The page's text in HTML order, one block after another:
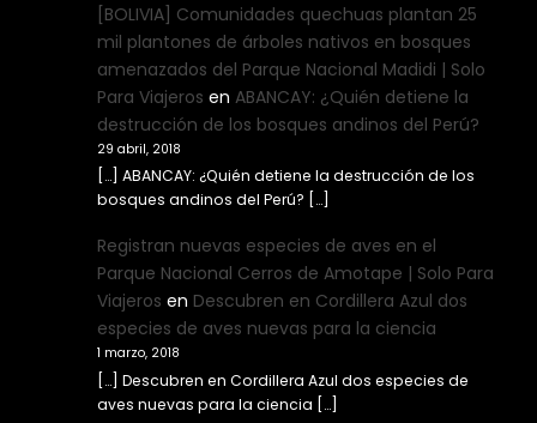
[BOLIVIA] Comunidades quechuas plantan 25
mil plantones de árboles nativos en bosques
amenazados del Parque Nacional Madidi | Solo
Para Viajeros en ABANCAY: ¿Quién detiene la
destrucción de los bosques andinos del Perú?
29 abril, 2018
[…] ABANCAY: ¿Quién detiene la destrucción de los
bosques andinos del Perú? […]
Registran nuevas especies de aves en el
Parque Nacional Cerros de Amotape | Solo Para
Viajeros en Descubren en Cordillera Azul dos
especies de aves nuevas para la ciencia
1 marzo, 2018
[…] Descubren en Cordillera Azul dos especies de
aves nuevas para la ciencia […]